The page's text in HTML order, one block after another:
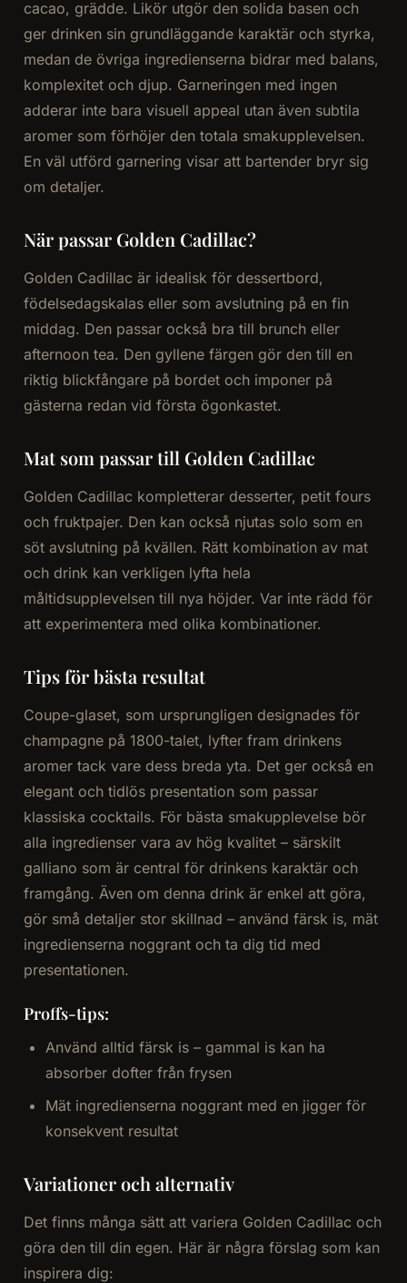
cacao, grädde. Likör utgör den solida basen och
ger drinken sin grundläggande karaktär och styrka,
medan de övriga ingredienserna bidrar med balans,
komplexitet och djup. Garneringen med ingen
adderar inte bara visuell appeal utan även subtila
aromer som förhöjer den totala smakupplevelsen.
En väl utförd garnering visar att bartender bryr sig
om detaljer.
När passar Golden Cadillac?
Golden Cadillac är idealisk för dessertbord,
födelsedagskalas eller som avslutning på en fin
middag. Den passar också bra till brunch eller
afternoon tea. Den gyllene färgen gör den till en
riktig blickfångare på bordet och imponer på
gästerna redan vid första ögonkastet.
Mat som passar till Golden Cadillac
Golden Cadillac kompletterar desserter, petit fours
och fruktpajer. Den kan också njutas solo som en
söt avslutning på kvällen. Rätt kombination av mat
och drink kan verkligen lyfta hela
måltidsupplevelsen till nya höjder. Var inte rädd för
att experimentera med olika kombinationer.
Tips för bästa resultat
Coupe-glaset, som ursprungligen designades för
champagne på 1800-talet, lyfter fram drinkens
aromer tack vare dess breda yta. Det ger också en
elegant och tidlös presentation som passar
klassiska cocktails. För bästa smakupplevelse bör
alla ingredienser vara av hög kvalitet – särskilt
galliano som är central för drinkens karaktär och
framgång. Även om denna drink är enkel att göra,
gör små detaljer stor skillnad – använd färsk is, mät
ingredienserna noggrant och ta dig tid med
presentationen.
Proffs-tips:
Använd alltid färsk is – gammal is kan ha
absorber dofter från frysen
Mät ingredienserna noggrant med en jigger för
konsekvent resultat
Variationer och alternativ
Det finns många sätt att variera Golden Cadillac och
göra den till din egen. Här är några förslag som kan
inspirera dig: